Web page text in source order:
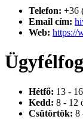
Telefon: +36
Email cím:
Web: https://
Hétfő: 13 -
Kedd: 8 - 12
Csütörtök: 8